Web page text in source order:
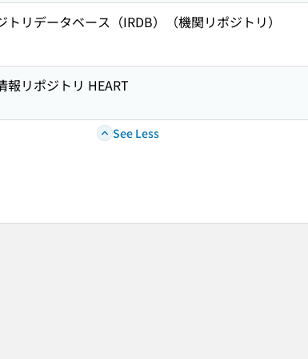
リデータベース（IRDB）（機関リポジトリ）
リポジトリ HEART
See Less